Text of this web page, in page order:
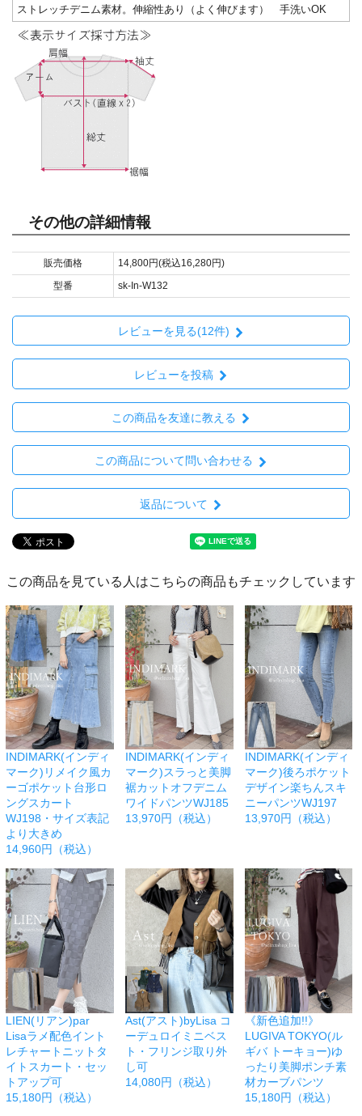
ストレッチデニム素材。伸縮性あり（よく伸びます） 手洗いOK
その他の詳細情報
販売価格
14,800円(税込16,280円)
型番
sk-In-W132
レビューを見る(12件)
レビューを投稿
この商品を友達に教える
この商品について問い合わせる
返品について
この商品を見ている人はこちらの商品もチェックしています
INDIMARK(インディ
マーク)リメイク風カ
ーゴポケット台形ロ
ングスカート
WJ198・サイズ表記
より大きめ
14,960円（税込）
INDIMARK(インディ
マーク)スラっと美脚
裾カットオフデニム
ワイドパンツWJ185
13,970円（税込）
INDIMARK(インディ
マーク)後ろポケット
デザイン楽ちんスキ
ニーパンツWJ197
13,970円（税込）
LIEN(リアン)par
Lisaラメ配色イント
レチャートニットタ
イトスカート・セッ
トアップ可
15,180円（税込）
Ast(アスト)byLisa コ
ーデュロイミニベス
ト・フリンジ取り外
し可
14,080円（税込）
《新色追加!!》
LUGIVA TOKYO(ル
ギバ トーキョー)ゆ
ったり美脚ポンチ素
材カーブパンツ
15,180円（税込）